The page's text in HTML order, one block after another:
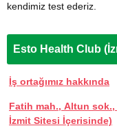
kendimiz test ederiz.
Esto Health Club
İş ortağımız hakkında
Fatih mah., Altun
İzmit Sitesi İçerisinde)